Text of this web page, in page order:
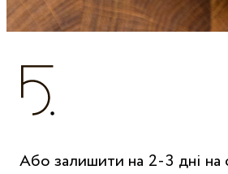
Або залишити на 2-3 дні на